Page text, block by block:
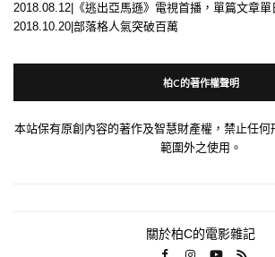
2018.08.12|《逃出亞馬遜》電視首播，單篇文章單
2018.10.20|部落格人氣突破百萬
柏C的著作權聲明
本站保有原創內容的著作及智慧財產權，禁止任
範圍外之使用。
關於柏C的電影雜記